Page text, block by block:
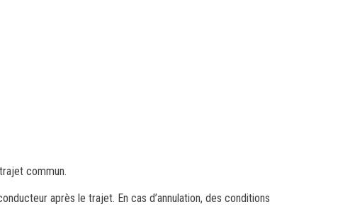
commun.
après le trajet. En cas d’annulation, des conditions